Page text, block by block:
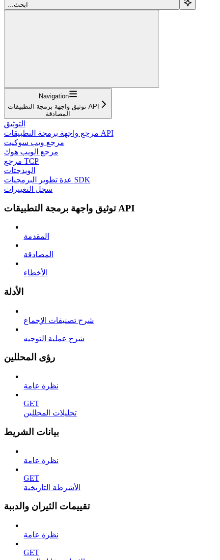
...ابحث
Navigation
توثيق واجهة برمجة التطبيقات API
المصادقة
التوثيق
مرجع واجهة برمجة التطبيقات API
مرجع ويب سوكيت
مرجع الويب هوك
مرجع TCP
الويدجتات
عدة تطوير البرمجيات SDK
سجل التغييرات
توثيق واجهة برمجة التطبيقات API
المقدمة
المصادقة
الأخطاء
الأدلة
شرح تصنيفات الإجماع
شرح عملية التوجيه
رؤى المحللين
نظرة عامة
GET
تحليلات المحللين
بيانات الشريط
نظرة عامة
GET
الأشرطة التاريخية
تقييمات الثيران والدببة
نظرة عامة
GET